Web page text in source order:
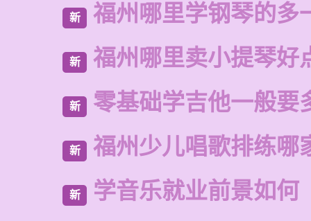
新 福州哪里学钢琴的多
新 福州哪里卖小提琴好
新 零基础学吉他一般要
新 福州少儿唱歌排练哪
新 学音乐就业前景如何